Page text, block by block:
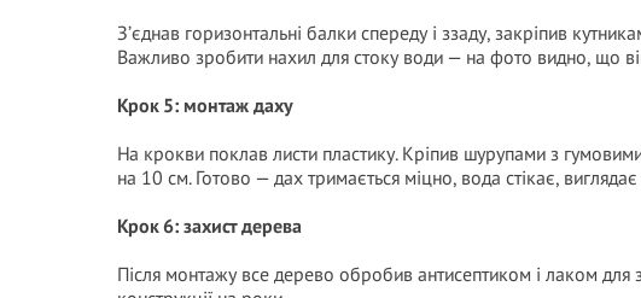
З’єднав горизонтальні балки спереду і ззаду, закріпив
Важливо зробити нахил для стоку води — на фото видно, що
Крок 5: монтаж даху
На крокви поклав листи пластику. Кріпив шурупами з
на 10 см. Готово — дах тримається міцно, вода стікає,
Крок 6: захист дерева
Після монтажу все дерево обробив антисептиком і лаком для